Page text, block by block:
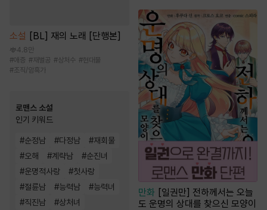
소설 [BL] 재의 노래 [단행본]
4.8만
#애증 # 재벌공 #상처수 #현대물
#조직/암흑가
로맨스 소설
인기 키워드
#순정남 #다정남 #재회물
#오해 #계략남 #순진녀
#운명적사랑 #첫사랑
#절륜남 #능력남 #능력녀
#직진남 #상처녀
만화 [일권만] 전하께서는 오늘
도 운명의 상대를 찾으신 모양이